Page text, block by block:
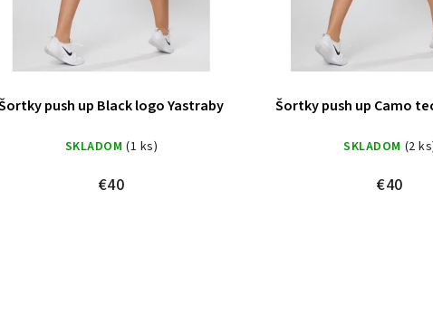
push up Black logo Yastraby
SKLADOM (1 ks)
€40
Šortky push up Camo
SKLADOM (2
€40